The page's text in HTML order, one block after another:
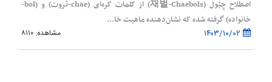
اصطلاح چِبُول‌ (재벌-Chaebols) از کلمات کره‌ای (chae-ثروت) و (bol-
خانواده) گرفته شده که نشان‌دهنده ماهیت خا...
مشاهده: ۸۱۱۰